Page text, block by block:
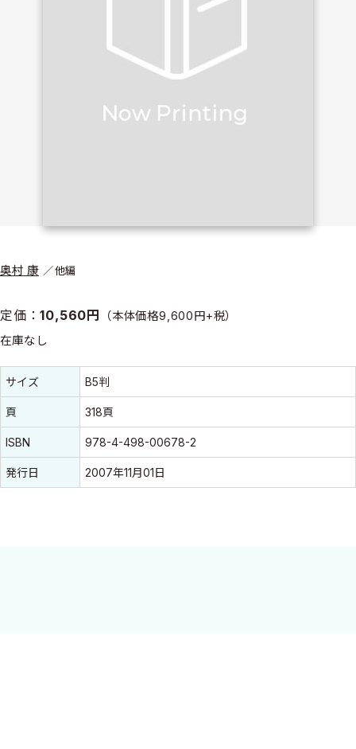
奥村 康 他編
定価：10,560円 （本体価格9,600円+税）
在庫なし
書誌情報
書誌情報
サイズ B5判
頁 318頁
ISBN 978-4-498-00678-2
発行日 2007年11月01日